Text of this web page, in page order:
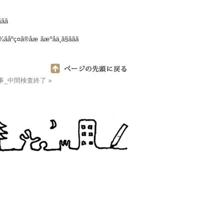
ãæºåä¸­ã§ããã
_中間検査終了 »